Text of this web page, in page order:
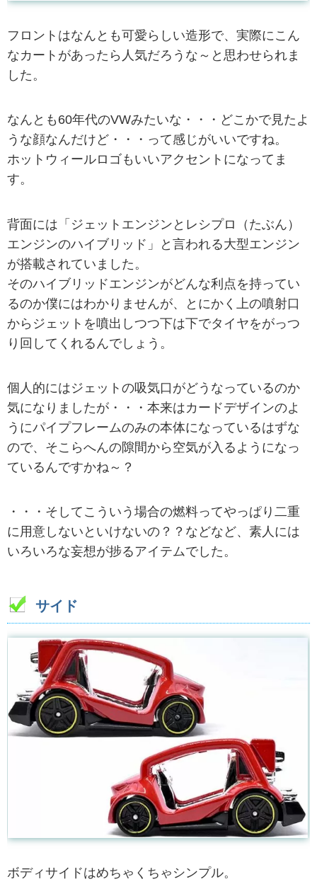
フロントはなんとも可愛らしい造形で、実際にこん
なカートがあったら人気だろうな～と思わせられま
した。
なんとも60年代のVWみたいな・・・どこかで見たよ
うな顔なんだけど・・・って感じがいいですね。
ホットウィールロゴもいいアクセントになってま
す。
背面には「ジェットエンジンとレシプロ（たぶん）
エンジンのハイブリッド」と言われる大型エンジン
が搭載されていました。
そのハイブリッドエンジンがどんな利点を持ってい
るのか僕にはわかりませんが、とにかく上の噴射口
からジェットを噴出しつつ下は下でタイヤをがっつ
り回してくれるんでしょう。
個人的にはジェットの吸気口がどうなっているのか
気になりましたが・・・本来はカードデザインのよ
うにパイプフレームのみの本体になっているはずな
ので、そこらへんの隙間から空気が入るようになっ
ているんですかね～？
・・・そしてこういう場合の燃料ってやっぱり二重
に用意しないといけないの？？などなど、素人には
いろいろな妄想が捗るアイテムでした。
サイド
ボディサイドはめちゃくちゃシンプル。